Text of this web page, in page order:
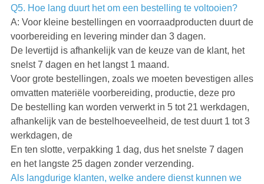
Q5. Hoe lang duurt het om een bestelling te voltooien?
A: Voor kleine bestellingen en voorraadproducten duurt de
voorbereiding en levering minder dan 3 dagen.
De levertijd is afhankelijk van de keuze van de klant, het
snelst 7 dagen en het langst 1 maand.
Voor grote bestellingen, zoals we moeten bevestigen alles
omvatten materiële voorbereiding, productie, deze pro
De bestelling kan worden verwerkt in 5 tot 21 werkdagen,
afhankelijk van de bestelhoeveelheid, de test duurt 1 tot 3
werkdagen, de
En ten slotte, verpakking 1 dag, dus het snelste 7 dagen
en het langste 25 dagen zonder verzending.
Als langdurige klanten, welke andere dienst kunnen we